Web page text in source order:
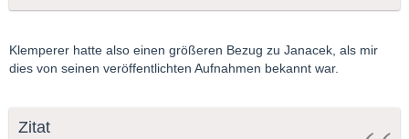
Klemperer hatte also einen größeren Bezug zu Janacek, als mir
dies von seinen veröffentlichten Aufnahmen bekannt war.
Zitat